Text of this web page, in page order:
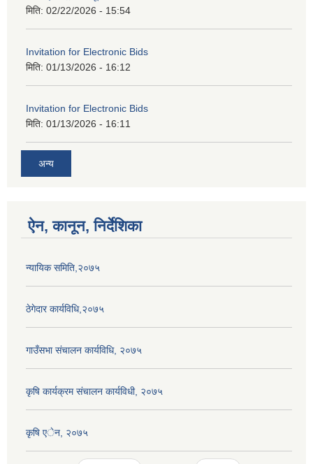
मिति: 02/22/2026 - 15:54
Invitation for Electronic Bids
मिति: 01/13/2026 - 16:12
Invitation for Electronic Bids
मिति: 01/13/2026 - 16:11
अन्य
ऐन, कानून, निर्देशिका
न्यायिक समिति,२०७५
ठेगेदार कार्यविधि,२०७५
गाउँसभा संचालन कार्यविधि, २०७५
कृषि कार्यक्रम संचालन कार्यविधी, २०७५
कृषि एेन, २०७५